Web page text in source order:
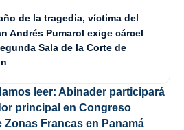
de la tragedia, víctima del
Andrés Pumarol exige cárcel
Sala de la Corte de
leer: Abinader participará
principal en Congreso
Zonas Francas en Panamá